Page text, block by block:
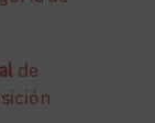
de